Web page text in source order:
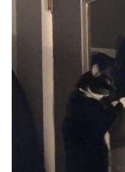
電子設計の基本と応用
エネルギーの専門メディア
建設×テクノロジーの最前線
ちょっと気になるネットの話題